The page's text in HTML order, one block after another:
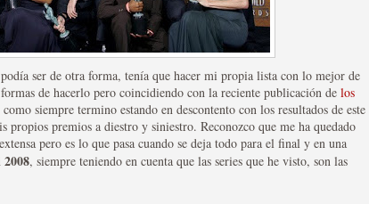
de Amazon
ser de otra forma, tenía que hacer mi propia lista con lo mejor de
de hacerlo pero coincidiendo con la reciente publicación de los
siempre termino estando en descontento con los resultados de este
propios premios a diestro y siniestro. Reconozco que me ha quedado
pero es lo que pasa cuando se deja todo para el final y en una
, siempre teniendo en cuenta que las series que he visto, son las